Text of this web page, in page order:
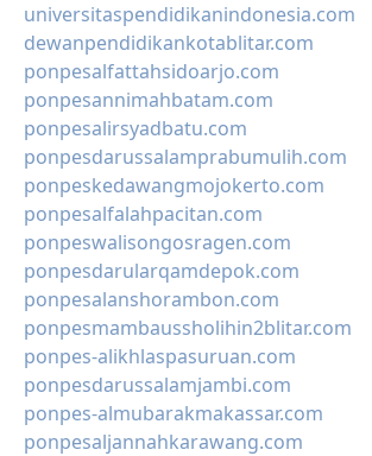
universitaspendidikanindonesia.com
dewanpendidikankotablitar.com
ponpesalfattahsidoarjo.com
ponpesannimahbatam.com
ponpesalirsyadbatu.com
ponpesdarussalamprabumulih.com
ponpeskedawangmojokerto.com
ponpesalfalahpacitan.com
ponpeswalisongosragen.com
ponpesdarularqamdepok.com
ponpesalanshorambon.com
ponpesmambaussholihin2blitar.com
ponpes-alikhlaspasuruan.com
ponpesdarussalamjambi.com
ponpes-almubarakmakassar.com
ponpesaljannahkarawang.com